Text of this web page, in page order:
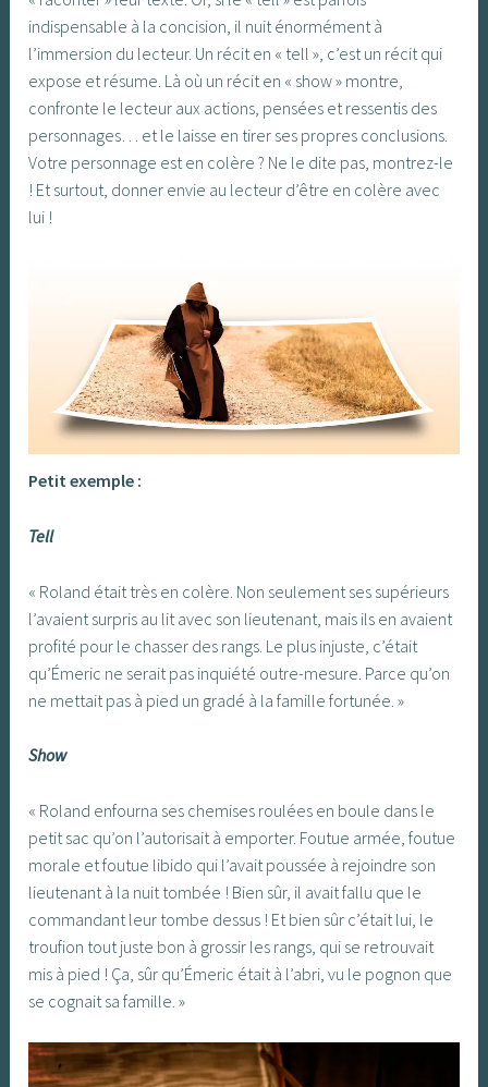
indispensable à la concision, il nuit énormément à
l’immersion du lecteur. Un récit en « tell », c’est un récit qui
expose et résume. Là où un récit en « show » montre,
confronte le lecteur aux actions, pensées et ressentis des
personnages… et le laisse en tirer ses propres conclusions.
Votre personnage est en colère ? Ne le dite pas, montrez-le
! Et surtout, donner envie au lecteur d’être en colère avec
lui !
Petit exemple :
Tell
« Roland était très en colère. Non seulement ses supérieurs
l’avaient surpris au lit avec son lieutenant, mais ils en avaient
profité pour le chasser des rangs. Le plus injuste, c’était
qu’Émeric ne serait pas inquiété outre-mesure. Parce qu’on
ne mettait pas à pied un gradé à la famille fortunée. »
Show
« Roland enfourna ses chemises roulées en boule dans le
petit sac qu’on l’autorisait à emporter. Foutue armée, foutue
morale et foutue libido qui l’avait poussée à rejoindre son
lieutenant à la nuit tombée ! Bien sûr, il avait fallu que le
commandant leur tombe dessus ! Et bien sûr c’était lui, le
troufion tout juste bon à grossir les rangs, qui se retrouvait
mis à pied ! Ça, sûr qu’Émeric était à l’abri, vu le pognon que
se cognait sa famille. »